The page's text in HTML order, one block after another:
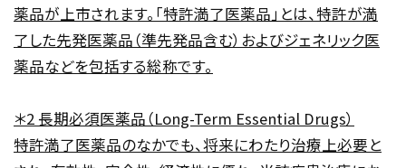
薬品が上市されます。「特許満了医薬品」とは、特許が満
了した先発医薬品（準先発品含む）およびジェネリック医
薬品などを包括する総称です。
＊2 長期必須医薬品（Long-Term Essential Drugs）
特許満了医薬品のなかでも、将来にわたり治療上必要と